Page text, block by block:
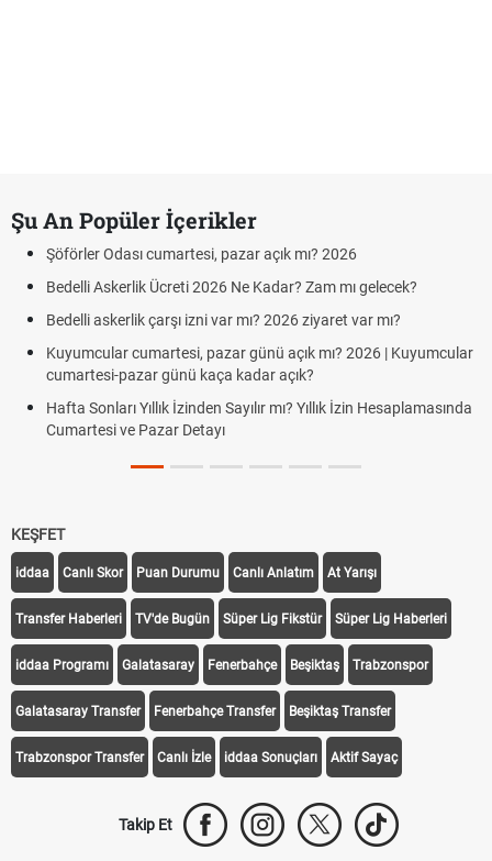
Şu An Popüler İçerikler
Şöförler Odası cumartesi, pazar açık mı? 2026
Bedelli Askerlik Ücreti 2026 Ne Kadar? Zam mı gelecek?
Bedelli askerlik çarşı izni var mı? 2026 ziyaret var mı?
Kuyumcular cumartesi, pazar günü açık mı? 2026 | Kuyumcular
cumartesi-pazar günü kaça kadar açık?
Hafta Sonları Yıllık İzinden Sayılır mı? Yıllık İzin Hesaplamasında
Cumartesi ve Pazar Detayı
KEŞFET
iddaa Canlı Skor Puan Durumu Canlı Anlatım At Yarışı
Transfer Haberleri TV'de Bugün Süper Lig Fikstür Süper Lig Haberleri
iddaa Programı Galatasaray Fenerbahçe Beşiktaş Trabzonspor
Galatasaray Transfer Fenerbahçe Transfer Beşiktaş Transfer
Trabzonspor Transfer Canlı İzle iddaa Sonuçları Aktif Sayaç
Takip Et